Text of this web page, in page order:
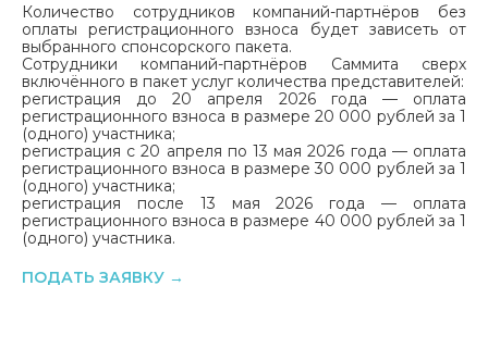
Количество сотрудников компаний-партнёров без
оплаты регистрационного взноса будет зависеть от
выбранного спонсорского пакета.
Сотрудники компаний-партнёров Саммита сверх
включённого в пакет услуг количества представителей:
регистрация до 20 апреля 2026 года — оплата
регистрационного взноса в размере 20 000 рублей за 1
(одного) участника;
регистрация с 20 апреля по 13 мая 2026 года — оплата
регистрационного взноса в размере 30 000 рублей за 1
(одного) участника;
регистрация после 13 мая 2026 года — оплата
регистрационного взноса в размере 40 000 рублей за 1
(одного) участника.
ПОДАТЬ ЗАЯВКУ →